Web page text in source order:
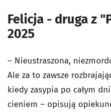
Felicja - druga z
2025
– Nieustraszona,
Ale za to zawsze
kiedy zasypia po całym
cieniem – opisują